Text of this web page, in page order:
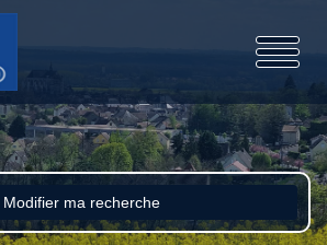
Modifier ma recherche